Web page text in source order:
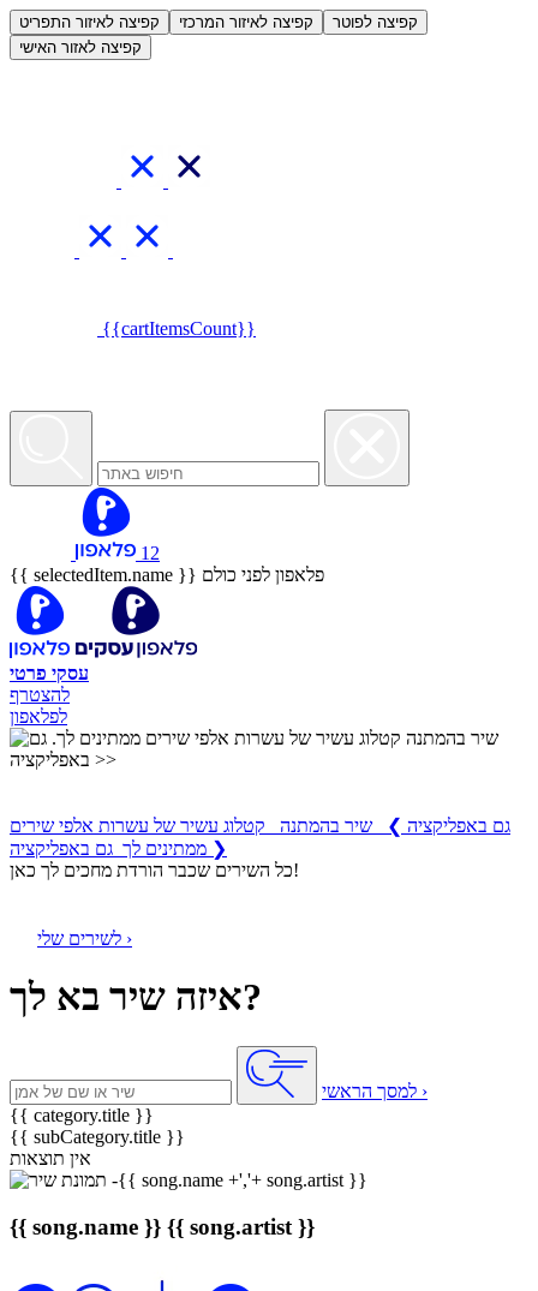
קפיצה לאיזור התפריט קפיצה לאיזור המרכזי
קפיצה לפוטר
קפיצה לאזור האישי
{{cartItemsCount}}
12
{{ selectedItem.name }} פלאפון לפני כולם
עסקי פרטי
להצטרף
לפלאפון
גם באפליקציה ❯
שיר בהמתנה קטלוג עשיר של עשרות אלפי שירים
ממתינים לך גם באפליקציה ❯
כל השירים שכבר הורדת מחכים לך כאן!
לשירים שלי ›
איזה שיר בא לך?
למסך הראשי ›
{{ category.title }}
{{ subCategory.title }}
אין תוצאות
{{ song.name }} {{ song.artist }}